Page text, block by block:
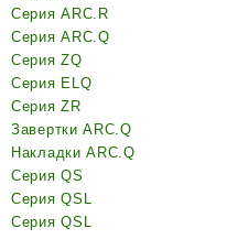
Серия ARC.R
Серия ARC.Q
Серия ZQ
Серия ELQ
Серия ZR
Завертки ARC.Q
Накладки ARC.Q
Серия QS
Серия QSL
Серия QSL